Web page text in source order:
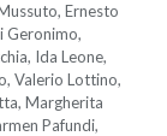
Ernesto
Geronimo,
Ida Leone,
Valerio Lottino,
Margherita
Pafundi,